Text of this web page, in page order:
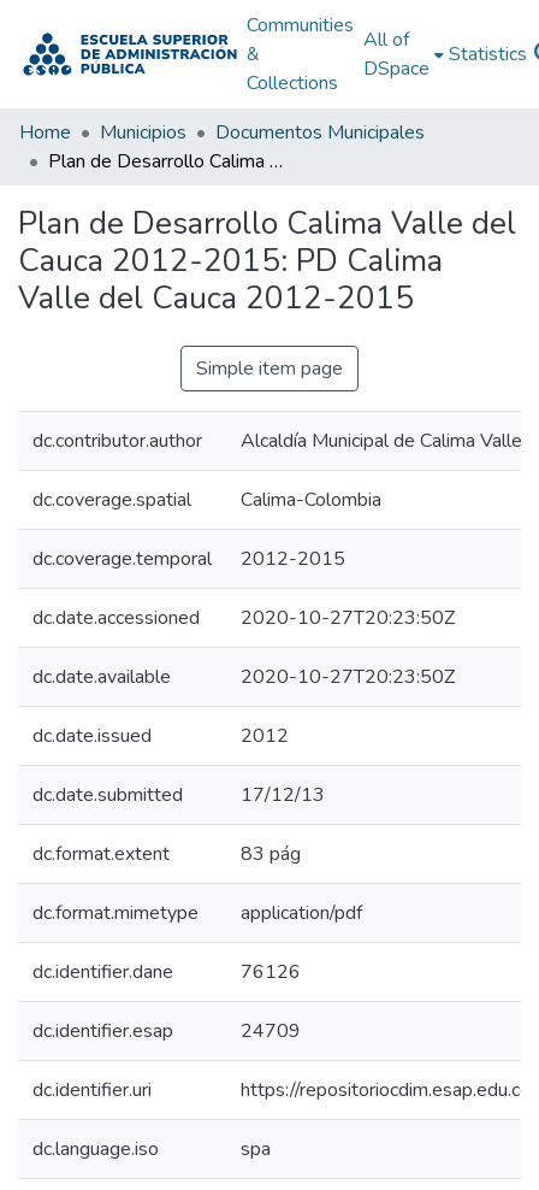
Communities
&
Collections
All of
DSpace
Statistics
Home Municipios
Documentos Municipales
Plan de Desarrollo Calima Valle del Cauca 2012-2015: PD Calima Valle del Cauca 2012-2015
Plan de Desarrollo Calima Valle del
Cauca 2012-2015: PD Calima
Valle del Cauca 2012-2015
Simple item page
dc.contributor.author Alcaldía Municipal de Calima Valle
dc.coverage.spatial Calima-Colombia
dc.coverage.temporal 2012-2015
dc.date.accessioned 2020-10-27T20:23:50Z
dc.date.available 2020-10-27T20:23:50Z
dc.date.issued 2012
dc.date.submitted 17/12/13
dc.format.extent 83 pág
dc.format.mimetype application/pdf
dc.identifier.dane 76126
dc.identifier.esap 24709
dc.identifier.uri https://
dc.language.iso spa